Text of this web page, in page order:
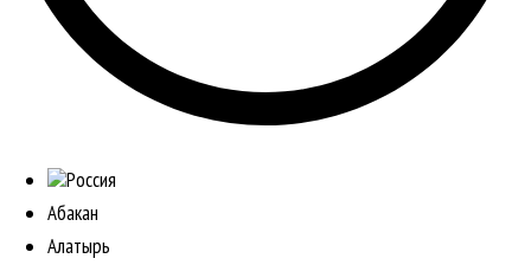
Россия
Абакан
Алатырь